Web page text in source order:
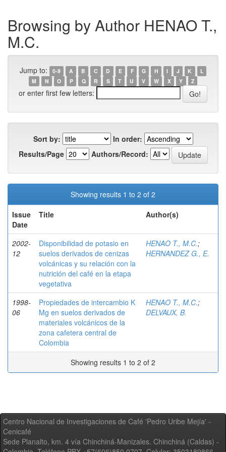
Browsing by Author HENAO T.,
M.C.
Jump to: 0-9 A B C D E F G H I J K
L
M
N O P Q R S T U V W X Y Z
or enter first few letters:
Sort by:
In order:
Results/Page
Authors/Record:
Showing results 1 to 2 of 2
Issue
Date
Title Author(s)
2002-
12
Disponibilidad de potasio en
suelos derivados de cenizas
volcánicas y su relación con la
nutrición del café en la etapa
vegetativa
HENAO T., M.C.;
HERNANDEZ G., E.
1998-
06
Propiedades de intercambio K
Mg en suelos derivados de
materiales volcánicos de la
zona cafetera central de
Colombia
HENAO T., M.C.;
DELVAUX, B.
Showing results 1 to 2 of 2
Centro Nacional de Investigaciones de Café 'Pedro Uribe Mejía' -
Cenicafé
Sede Planalto, km. 4 vía Chinchiná-Manizales. Chinchiná (Caldas) -